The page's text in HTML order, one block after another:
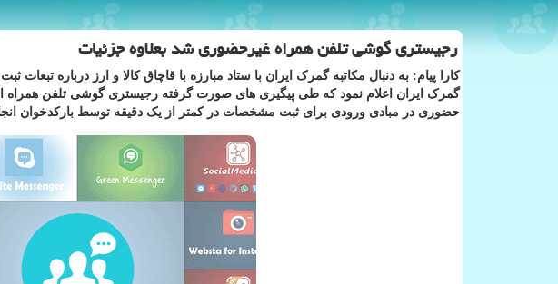
رجیستری گوشی تلفن همراه غیرحضوری شد بعلاوه جزئیات
کارا پیام: به دنبال مکاتبه گمرک ایران با ستاد مبارزه با قاچاق کالا و ارز درباره
گمرک ایران اعلام نمود که طی پیگیری های صورت گرفته رجیستری گوشی تلفن
حضوری در مبادی ورودی برای ثبت مشخصات در کمتر از یک دقیقه توسط بارکدخوان